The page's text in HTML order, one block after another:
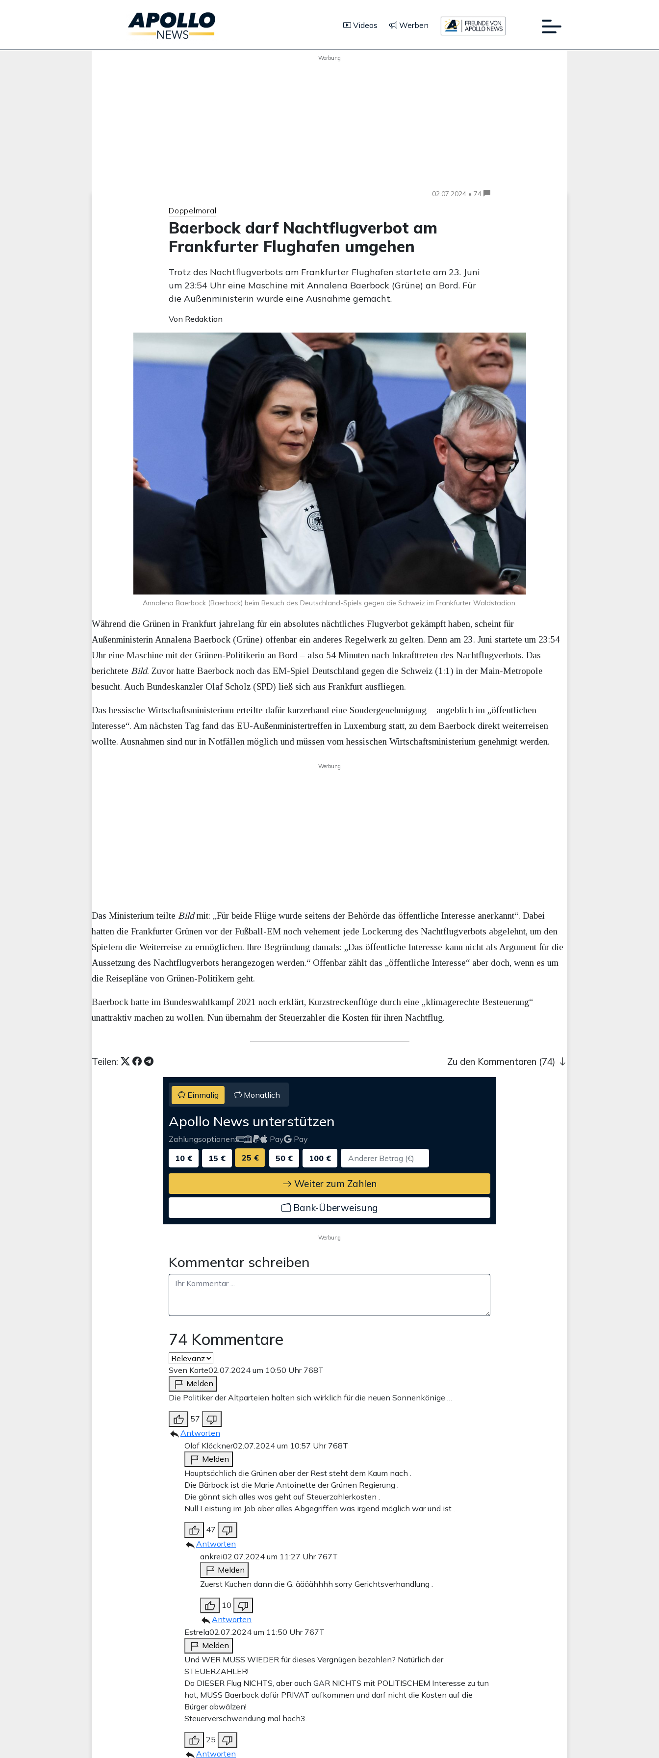
Videos Werben
Werbung
02.07.2024 • 74
Doppelmoral
Baerbock darf Nachtflugverbot am
Frankfurter Flughafen umgehen
Trotz des Nachtflugverbots am Frankfurter Flughafen startete am 23. Juni
um 23:54 Uhr eine Maschine mit Annalena Baerbock (Grüne) an Bord. Für
die Außenministerin wurde eine Ausnahme gemacht.
Von Redaktion
Annalena Baerbock (Baerbock) beim Besuch des Deutschland-Spiels gegen die Schweiz im Frankfurter Waldstadion.
Während die Grünen in Frankfurt jahrelang für ein absolutes nächtliches Flugverbot gekämpft haben, scheint für
Außenministerin Annalena Baerbock (Grüne) offenbar ein anderes Regelwerk zu gelten. Denn am 23. Juni startete um 23:54
Uhr eine Maschine mit der Grünen-Politikerin an Bord – also 54 Minuten nach Inkrafttreten des Nachtflugverbots. Das
berichtete Bild. Zuvor hatte Baerbock noch das EM-Spiel Deutschland gegen die Schweiz (1:1) in der Main-Metropole
besucht. Auch Bundeskanzler Olaf Scholz (SPD) ließ sich aus Frankfurt ausfliegen.
Das hessische Wirtschaftsministerium erteilte dafür kurzerhand eine Sondergenehmigung – angeblich im „öffentlichen
Interesse“. Am nächsten Tag fand das EU-Außenministertreffen in Luxemburg statt, zu dem Baerbock direkt weiterreisen
wollte. Ausnahmen sind nur in Notfällen möglich und müssen vom hessischen Wirtschaftsministerium genehmigt werden.
Werbung
Das Ministerium teilte Bildmit: „Für beide Flüge wurde seitens der Behörde das öffentliche Interesse anerkannt“. Dabei
hatten die Frankfurter Grünen vor der Fußball-EM noch vehement jede Lockerung des Nachtflugverbots abgelehnt, um den
Spielern die Weiterreise zu ermöglichen. Ihre Begründung damals: „Das öffentliche Interesse kann nicht als Argument für die
Aussetzung des Nachtflugverbots herangezogen werden.“ Offenbar zählt das „öffentliche Interesse“ aber doch, wenn es um
die Reisepläne von Grünen-Politikern geht.
Baerbock hatte im Bundeswahlkampf 2021 noch erklärt, Kurzstreckenflüge durch eine „klimagerechte Besteuerung“
unattraktiv machen zu wollen. Nun übernahm der Steuerzahler die Kosten für ihren Nachtflug.
Teilen: Zu den Kommentaren (74)
Einmalig Monatlich
Apollo News unterstützen
Zahlungsoptionen: Pay
Pay
10 €
15 € 25 € 50 € 100 €
Weiter zum Zahlen
Bank-Überweisung
Werbung
Kommentar schreiben
74 Kommentare
Sven Korte02.07.2024 um 10:50 Uhr 768T
Melden
Die Politiker der Altparteien halten sich wirklich für die neuen Sonnenkönige …
57
Antworten
Olaf Klöckner02.07.2024 um 10:57 Uhr 768T
Melden
Hauptsächlich die Grünen aber der Rest steht dem Kaum nach .
Die Bärbock ist die Marie Antoinette der Grünen Regierung .
Die gönnt sich alles was geht auf Steuerzahlerkosten .
Null Leistung im Job aber alles Abgegriffen was irgend möglich war und ist .
47
Antworten
ankrei02.07.2024 um 11:27 Uhr 767T
Melden
Zuerst Kuchen dann die G. äääähhhh sorry Gerichtsverhandlung .
10
Antworten
Estrela02.07.2024 um 11:50 Uhr 767T
Melden
Und WER MUSS WIEDER für dieses Vergnügen bezahlen? Natürlich der
STEUERZAHLER!
Da DIESER Flug NICHTS, aber auch GAR NICHTS mit POLITISCHEM Interesse zu tun
hat, MUSS Baerbock dafür PRIVAT aufkommen und darf nicht die Kosten auf die
Bürger abwälzen!
Steuerverschwendung mal hoch3.
25
Antworten